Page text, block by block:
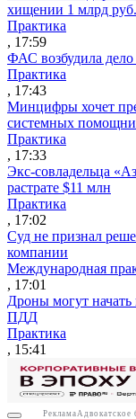
хищении 1 млрд руб.
Практика
, 17:59
ФАС возбудила
Практика
, 17:43
Минцифры хочет
системных
Практика
, 17:33
Экс-совладельца
растрате $11 млн
Практика
, 17:02
Суд не признал
компании
Международная
, 17:01
Дроны могут
ПДД
Практика
, 15:41
Реклама